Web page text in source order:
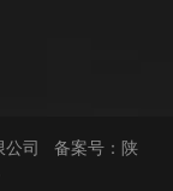
公司 备案号： 陕